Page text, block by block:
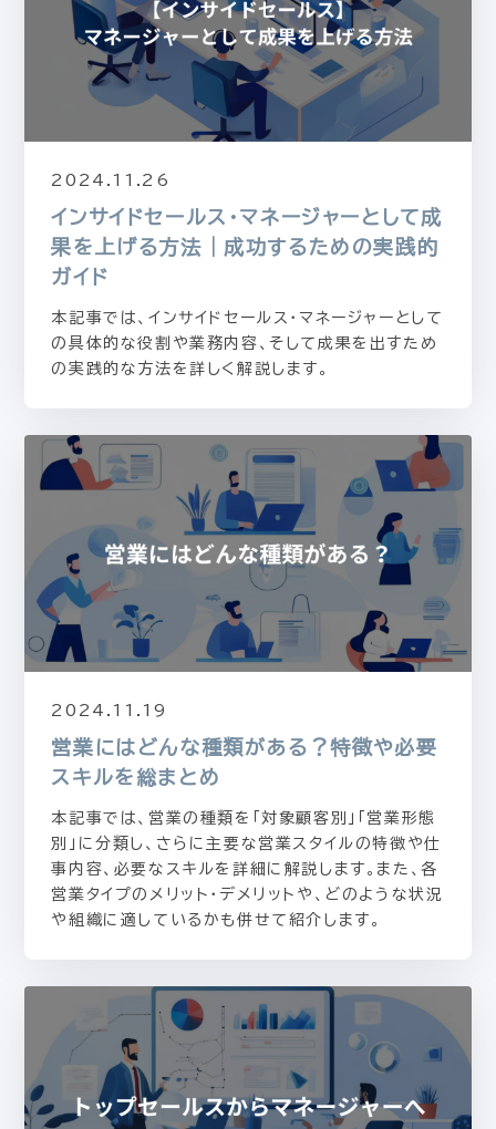
2024.11.26
インサイドセールス・マネージャーとして成
果を上げる方法｜成功するための実践的
ガイド
本記事では、インサイドセールス・マネージャーとして
の具体的な役割や業務内容、そして成果を出すため
の実践的な方法を詳しく解説します。
2024.11.19
営業にはどんな種類がある？特徴や必要
スキルを総まとめ
本記事では、営業の種類を「対象顧客別」「営業形態
別」に分類し、さらに主要な営業スタイルの特徴や仕
事内容、必要なスキルを詳細に解説します。また、各
営業タイプのメリット・デメリットや、どのような状況
や組織に適しているかも併せて紹介します。